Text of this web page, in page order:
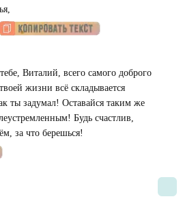
Виталий, всего самого доброго
жизни всё складывается
ты задумал! Оставайся таким же
Будь счастлив,
за что берешься!